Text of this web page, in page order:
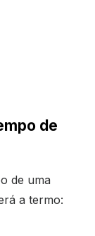
de
de uma
a termo: